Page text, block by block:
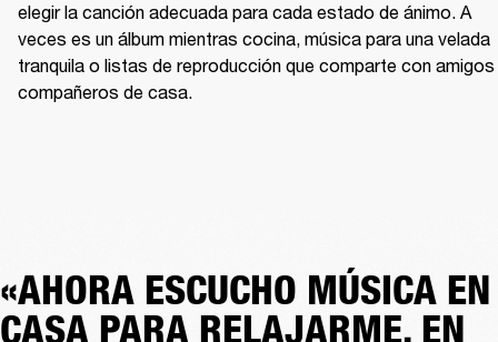
elegir la canción adecuada para cada estado de ánimo. A
veces es un álbum mientras cocina, música para una velada
tranquila o listas de reproducción que comparte con amigos
compañeros de casa.
«AHORA ESCUCHO MÚSICA EN
CASA PARA RELAJARME, EN